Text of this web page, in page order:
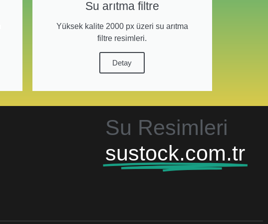
Su arıtma filtre
Yüksek kalite 2000 px üzeri su arıtma
filtre resimleri.
Detay
Su Resimleri
sustock.com.tr